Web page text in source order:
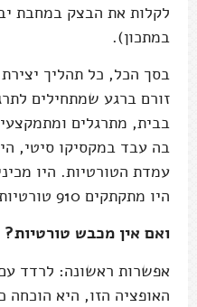
לקלות את הבצק במחבת
במתכון).
בסך הכל, כל תהליך
זורם ברגע שמתחילים
בבית, מתרגלים
בה עבד במקסיקו סיטי,
עמדת הטורטיות. היו
היו מתקתקים 910 טורטיות – וזה רק במסעדה אחת.
ואם אין מכבש טורטיות?
אפשרות ראשונה: לרדד
האופציה הזו, היא הוכחה